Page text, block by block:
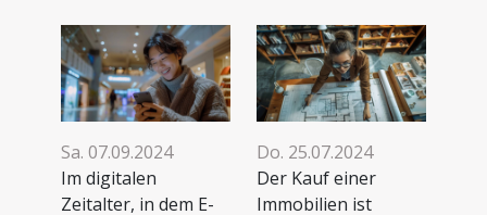
Sa. 07.09.2024
Im digitalen
Zeitalter, in dem E-
Do. 25.07.2024
Der Kauf einer
Immobilien ist